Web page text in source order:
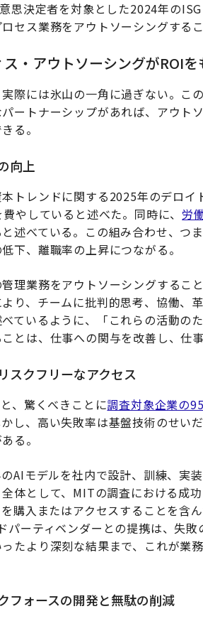
思決定者を対象とした2024年の
セス業務をアウトソーシングする
・アウトソーシングがROI
際には氷山の一角に過ぎない。こ
ートナーシップがあれば、アウト
る。
向上
トレンドに関する2025年のデロ
費やしていると述べた。同時に、 労
述べている。この組み合わせ、つ
下、離職率の上昇につながる。
理業務をアウトソーシングするこ
り、チームに批判的思考、協働、
ているように、「これらの活動の
とは、仕事への関与を改善し、仕
スクフリーなアクセス
、驚くべきことに調査対象企業の
し、高い失敗率は基盤技術のせい
る。
AIモデルを社内で設計、訓練、実
体として、MITの調査における成
購入またはアクセスすることを含
パーティベンダーとの提携は、失
たより深刻な結果まで、これが業
フォースの開発と無駄の削減